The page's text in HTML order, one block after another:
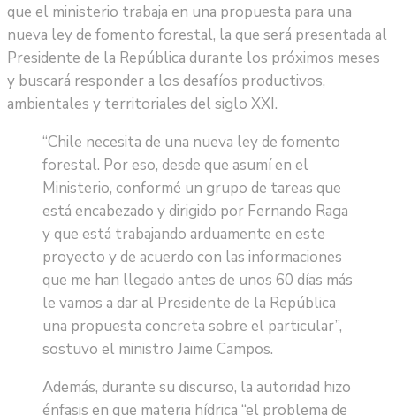
que el ministerio trabaja en una propuesta para una
nueva ley de fomento forestal, la que será presentada al
Presidente de la República durante los próximos meses
y buscará responder a los desafíos productivos,
ambientales y territoriales del siglo XXI.
“Chile necesita de una nueva ley de fomento
forestal. Por eso, desde que asumí en el
Ministerio, conformé un grupo de tareas que
está encabezado y dirigido por Fernando Raga
y que está trabajando arduamente en este
proyecto y de acuerdo con las informaciones
que me han llegado antes de unos 60 días más
le vamos a dar al Presidente de la República
una propuesta concreta sobre el particular”,
sostuvo el ministro Jaime Campos.
Además, durante su discurso, la autoridad hizo
énfasis en que materia hídrica “el problema de